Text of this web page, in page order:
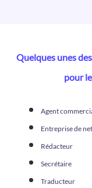
Quelques unes
pour
Agent
Entreprise de
Rédacteur
Secrétaire
Traducteur